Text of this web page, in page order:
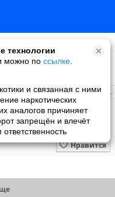
технологии
можно по ссылке
и связанная с ними
наркотических
аналогов причиняет
запрещён и влечёт
Нравится